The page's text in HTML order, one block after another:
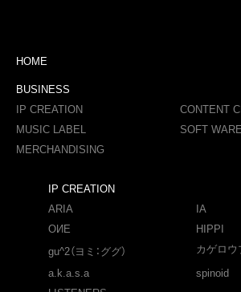
HOME
BUSINESS
IP CREATION
CONTENT
MUSIC LABEL
SOFT WARE
MERCHANDISING
IP CREATION
ARIA
IA
OИE
HIPPI
gu^2（ヨミ：ググ）
カゲロウ
a.k.a.s.a
spinoid